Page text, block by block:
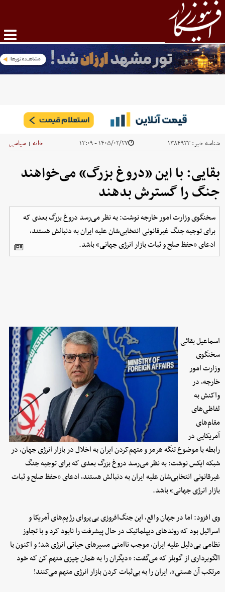
شناسه خبر:۱۳۸۴۹۲۳ ۱۴۰۵/۰۲/۲۷ - ۱۳:۰۹ خانه | سیاسی
بقایی: با این «دروغ بزرگ» می‌خواهند
جنگ را گسترش بدهند
سخنگوی وزارت امور خارجه نوشت: به نظر می‌رسد دروغ بزرگ بعدی که
برای توجیه جنگ غیرقانونی انتخابی‌شان علیه ایران به دنبالش هستند،
ادعای «حفظ صلح و ثبات بازار انرژی جهانی» باشد.
اسماعیل بقائی
سخنگوی
وزارت امور
خارجه، در
واکنش به
لفاظی‌های
مقام‌های
آمریکایی در
رابطه با موضوع تنگه هرمز و متهم‌کردن ایران به اخلال در بازار انرژی جهان، در
شبکه ایکس نوشت: به نظر می‌رسد دروغ بزرگ بعدی که برای توجیه جنگ
غیرقانونی انتخابی‌شان علیه ایران به دنبالش هستند، ادعای «حفظ صلح و ثبات
بازار انرژی جهانی» باشد.
وی افزود: اما در جهان واقع، این جنگ‌افروزی بی‌پروای رژیم‌های آمریکا و
اسرائیل بود که روندهای دیپلماتیک در حال پیشرفت را نابود کرد و با تجاوز
نظامی بی‌دلیل علیه ایران، موجب ناامنی مسیرهای حیاتی انرژی شد؛ و اکنون با
الگوبرداری از گوبلز که می‌گفت: «دیگران را به همان چیزی متهم کن که خود
مرتکب آن هستی»، ایران را به بی‌ثبات کردن بازار انرژی متهم می‌کنند!